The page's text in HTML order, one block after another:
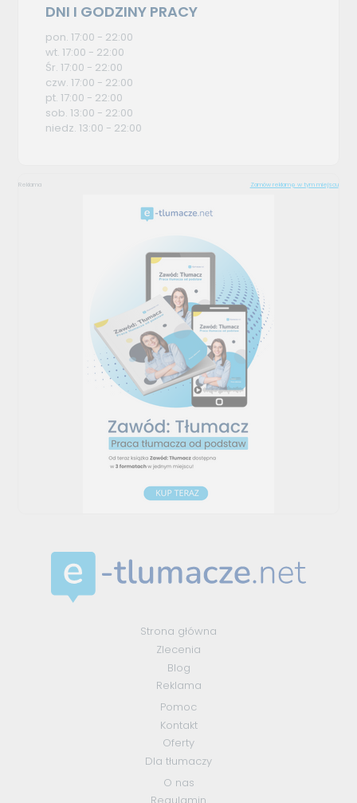
DNI I GODZINY PRACY
pon. 17:00 - 22:00
wt. 17:00 - 22:00
Śr. 17:00 - 22:00
czw. 17:00 - 22:00
pt. 17:00 - 22:00
sob. 13:00 - 22:00
niedz. 13:00 - 22:00
Reklama Zamów reklamę w tym miejscu
Strona główna
Zlecenia
Blog
Reklama
Pomoc
Kontakt
Oferty
Dla tłumaczy
O nas